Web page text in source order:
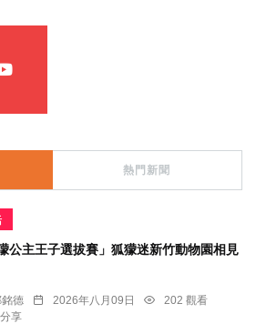
熱門新聞
獴公主王子選拔賽」狐獴迷新竹動物園相見
德 2026年八月09日
202 觀看
享